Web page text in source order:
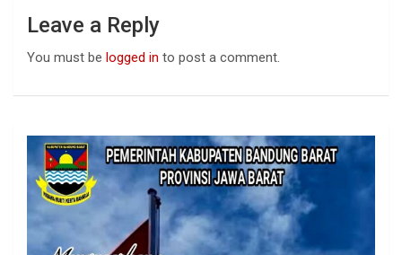
Leave a Reply
You must be logged in to post a comment.